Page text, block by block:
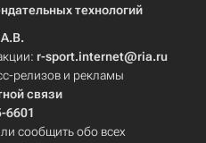
технологий
r-sport.internet@ria.ru
релизов и рекламы
связи
6601
сообщить обо всех